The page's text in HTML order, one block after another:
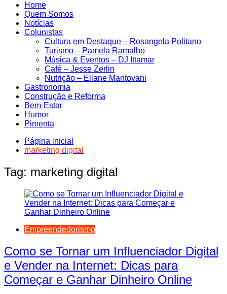
Home
Quem Somos
Notícias
Colunistas
Cultura em Destaque – Rosangela Politano
Turismo – Pamela Ramalho
Música & Eventos – DJ Ittamar
Café – Jesse Zerlin
Nutrição – Eliane Mantovani
Gastronomia
Construção e Reforma
Bem-Estar
Humor
Pimenta
Página inicial
marketing digital
Tag: marketing digital
Empreendedorismo
Como se Tornar um Influenciador Digital
e Vender na Internet: Dicas para
Começar e Ganhar Dinheiro Online